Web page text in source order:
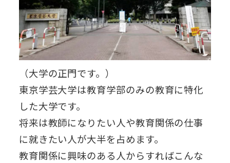
（大学の正門です。）
東京学芸大学は教育学部のみの教育に特化
した大学です。
将来は教師になりたい人や教育関係の仕事
に就きたい人が大半を占めます。
教育関係に興味のある人からすればこんな